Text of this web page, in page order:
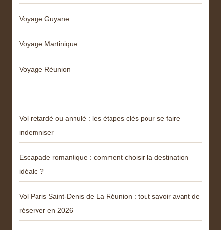
Voyage Guyane
Voyage Martinique
Voyage Réunion
Vol retardé ou annulé : les étapes clés pour se faire
indemniser
Escapade romantique : comment choisir la destination
idéale ?
Vol Paris Saint-Denis de La Réunion : tout savoir avant de
réserver en 2026